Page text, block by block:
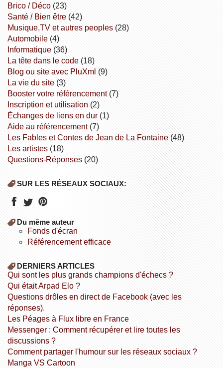
Brico / Déco(23)
Santé / Bien être(42)
Musique,TV et autres peoples(28)
Automobile(4)
informatique(36)
la tête dans le code(18)
Blog ou site avec PluXml (9)
la vie du site(3)
booster votre référencement(7)
inscription et utilisation (2)
échanges de liens en dur(1)
aide au référencement(7)
Les Fables et Contes de Jean de La Fontaine(48)
Les artistes(18)
Questions-Réponses(20)
SUR LES RÉSEAUX SOCIAUX:
Du même auteur
fonds d'écran
référencement efficace
DERNIERS ARTICLES
Qui sont les plus grands champions d'échecs ?
Qui était Arpad Elo ?
Questions drôles en direct de Facebook (avec les
réponses).
Les Péages à Flux libre en France
Messenger : Comment récupérer et lire toutes les
discussions ?
Comment partager l'humour sur les réseaux sociaux ?
Manga VS Cartoon